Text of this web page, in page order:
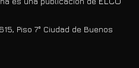
Piso 7° Ciudad de Buenos